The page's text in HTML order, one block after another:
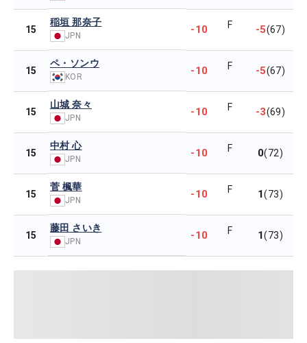
15
稲垣 那奈子
JPN -10 F -5(67)
15
ペ・ソンウ
KOR -10 F -5(67)
15
山城 奈々
JPN -10 F -3(69)
15
中村 心
JPN -10 F 0(72)
15
菅 楓華
JPN -10 F 1(73)
15
藤田 さいき
JPN -10 F 1(73)